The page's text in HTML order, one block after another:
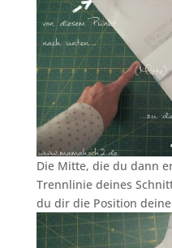
Die Mitte, die du dann
Trennlinie deines
du dir die Position